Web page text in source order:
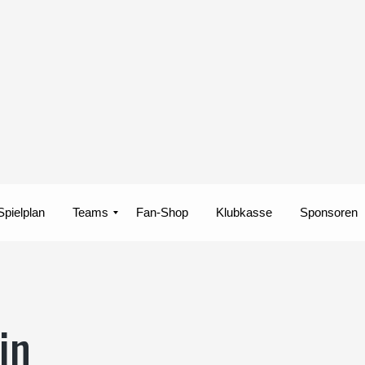
Teams Fan-Shop Klubkasse Sponsoren